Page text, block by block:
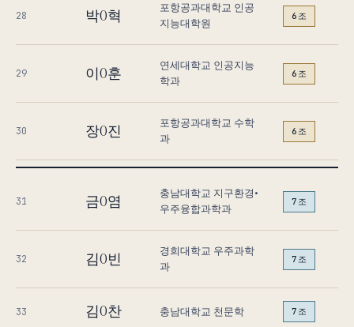
28 박O혁
포항공과대학교 인공
지능대학원
6조
29 이O훈
연세대학교 인공지능
학과
6조
30 장O진
포항공과대학교 수학
과
6조
31 금O염
충남대학교 지구환경•
우주융합과학과
7조
32 김O빈
경희대학교 우주과학
과
7조
33 김O찬 충남대학교 천문학 7조